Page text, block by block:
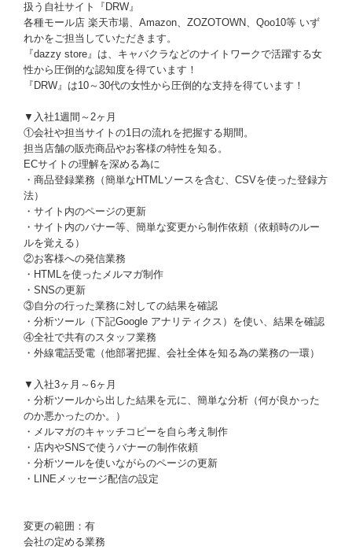
扱う自社サイト『DRW』
各種モール店 楽天市場、Amazon、ZOZOTOWN、Qoo10等 いず
れかをご担当していただきます。
『dazzy store』は、キャバクラなどのナイトワークで活躍する女
性から圧倒的な認知度を得ています！
『DRW』は10～30代の女性から圧倒的な支持を得ています！
▼入社1週間～2ヶ月
①会社や担当サイトの1日の流れを把握する期間。
担当店舗の販売商品やお客様の特性を知る。
ECサイトの理解を深める為に
・商品登録業務（簡単なHTMLソースを含む、CSVを使った登録方
法）
・サイト内のページの更新
・サイト内のバナー等、簡単な変更から制作依頼（依頼時のルー
ルを覚える）
②お客様への発信業務
・HTMLを使ったメルマガ制作
・SNSの更新
③自分の行った業務に対しての結果を確認
・分析ツール（下記Google アナリティクス）を使い、結果を確認
④全社で共有のスタッフ業務
・外線電話受電（他部署把握、会社全体を知る為の業務の一環）
▼入社3ヶ月～6ヶ月
・分析ツールから出した結果を元に、簡単な分析（何が良かった
のか悪かったのか。）
・メルマガのキャッチコピーを自ら考え制作
・店内やSNSで使うバナーの制作依頼
・分析ツールを使いながらのページの更新
・LINEメッセージ配信の設定
変更の範囲：有
会社の定める業務